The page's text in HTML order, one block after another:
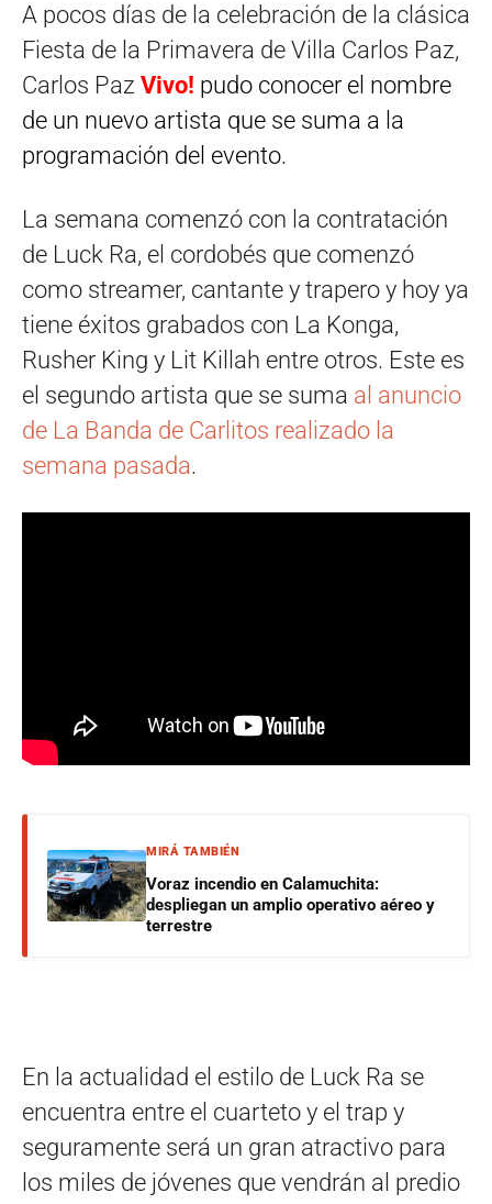
A pocos días de la celebración de la clásica
Fiesta de la Primavera de Villa Carlos Paz,
Carlos Paz Vivo! pudo conocer el nombre
de un nuevo artista que se suma a la
programación del evento.
La semana comenzó con la contratación
de Luck Ra, el cordobés que comenzó
como streamer, cantante y trapero y hoy ya
tiene éxitos grabados con La Konga,
Rusher King y Lit Killah entre otros. Este es
el segundo artista que se suma al anuncio
de La Banda de Carlitos realizado la
semana pasada.
MIRÁ TAMBIÉN
Voraz incendio en Calamuchita:
despliegan un amplio operativo aéreo y
terrestre
En la actualidad el estilo de Luck Ra se
encuentra entre el cuarteto y el trap y
seguramente será un gran atractivo para
los miles de jóvenes que vendrán al predio